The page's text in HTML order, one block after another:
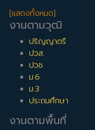
[แสดงทั้งหมด]
งานตามวุฒิ
ปริญญาตรี
ปวส.
ปวช.
ม.6
ม.3
ประถมศึกษา
งานตามพื้นที่